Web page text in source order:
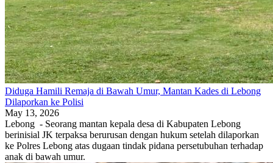
Diduga Hamili Remaja di Bawah Umur, Mantan Kades di Lebong
Dilaporkan ke Polisi
May 13, 2026
Lebong - Seorang mantan kepala desa di Kabupaten Lebong
berinisial JK terpaksa berurusan dengan hukum setelah dilaporkan
ke Polres Lebong atas dugaan tindak pidana persetubuhan terhadap
anak di bawah umur.